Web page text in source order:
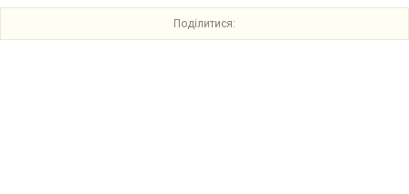
Поділитися: